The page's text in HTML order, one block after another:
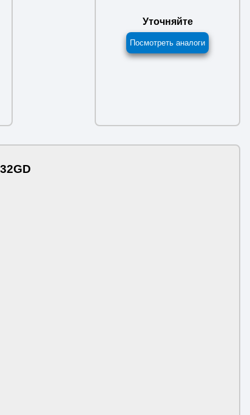
Уточняйте
Посмотреть аналоги